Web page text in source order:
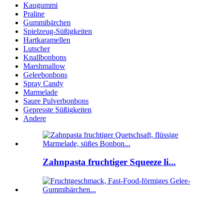
Kaugummi
Praline
Gummibärchen
Spielzeug-Süßigkeiten
Hartkaramellen
Lutscher
Knallbonbons
Marshmallow
Geleebonbons
Spray Candy
Marmelade
Saure Pulverbonbons
Gepresste Süßigkeiten
Andere
Zahnpasta fruchtiger Squeeze li...